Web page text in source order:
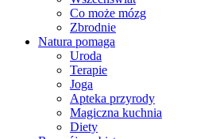
Co może mózg
Zbrodnie
Natura pomaga
Uroda
Terapie
Joga
Apteka przyrody
Magiczna kuchnia
Diety